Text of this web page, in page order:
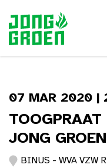
07 MAR 2020 |
JONG
BINUS - WVA VZW